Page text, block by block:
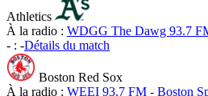
Athletics
À la radio : WDGG The Dawg 93.7
- : -Détails du match
Boston Red Sox
À la radio : WEEI 93.7 FM - Boston